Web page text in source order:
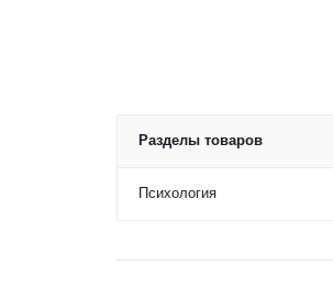
Разделы товаров
Психология